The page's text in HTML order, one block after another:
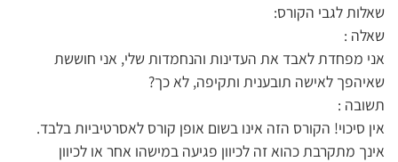
שאלות לגבי הקורס:
שאלה :
אני מפחדת לאבד את העדינות והנחמדות שלי, אני חוששת
שאיהפך לאישה תובענית ותקיפה, לא כך?
תשובה :
אין סיכוי! הקורס הזה אינו בשום אופן קורס לאסרטיביות בלבד.
אינך מתקרבת כהוא זה לכיוון פגיעה במישהו אחר או לכיוון